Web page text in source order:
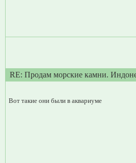
RE: Продам морские камни.
Вот такие они были в аквариуме